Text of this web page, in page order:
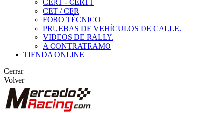
CERT - CERTT
CET / CER
FORO TÉCNICO
PRUEBAS DE VEHÍCULOS DE CALLE.
VIDEOS DE RALLY.
A CONTRATRAMO
TIENDA ONLINE
Cerrar
Volver